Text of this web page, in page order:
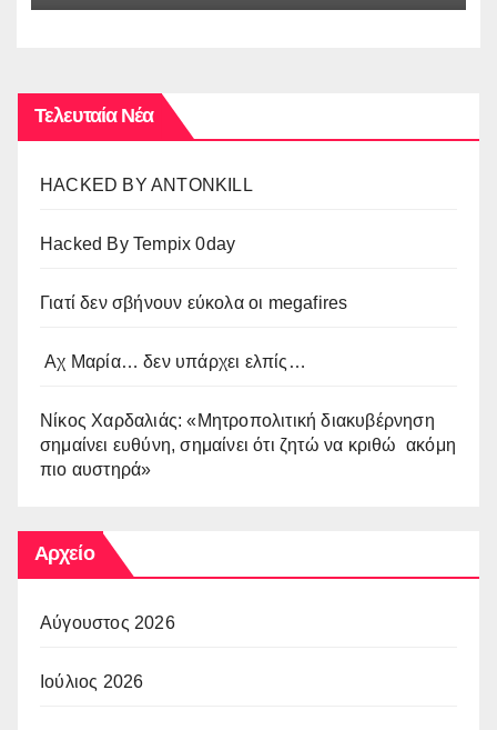
Τελευταία Νέα
HACKED BY ANTONKILL
Hacked By Tempix 0day
Γιατί δεν σβήνουν εύκολα οι megafires
Αχ Μαρία… δεν υπάρχει ελπίς…
Νίκος Χαρδαλιάς: «Μητροπολιτική διακυβέρνηση
σημαίνει ευθύνη, σημαίνει ότι ζητώ να κριθώ ακόμη
πιο αυστηρά»
Αρχείο
Αύγουστος 2026
Ιούλιος 2026